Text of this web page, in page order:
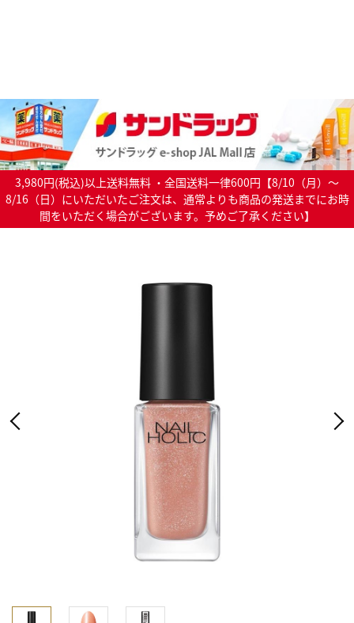
3,980円(税込)以上送料無料 ・全国送料一律600円【8/10（月）～
8/16（日）にいただいたご注文は、通常よりも商品の発送までにお時
間をいただく場合がございます。予めご了承ください】